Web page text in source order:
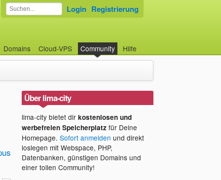
Domains Cloud-VPS Community Hilfe
Login Registrierung
Über lima-city
lima-city bietet dir kostenlosen und
werbefreien Speicherplatzfür Deine
Homepage. Sofort anmelden und direkt
loslegen mit Webspace, PHP,
Datenbanken, günstigen Domains und
einer tollen Community!